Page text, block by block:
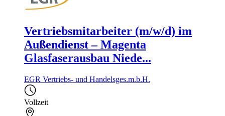
Vertriebsmitarbeiter (m/w/d) im
Außendienst – Magenta
Glasfaserausbau Niede...
EGR Vertriebs- und Handelsges.m.b.H.
Vollzeit